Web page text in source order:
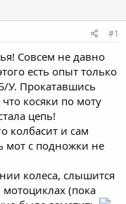
#1
Совсем не давно
есть опыт только
У. Прокатавшись
косяки по моту
цепь!
колбасит и сам
мот с подножки не
колеса, слышится
мотоциклах (пока